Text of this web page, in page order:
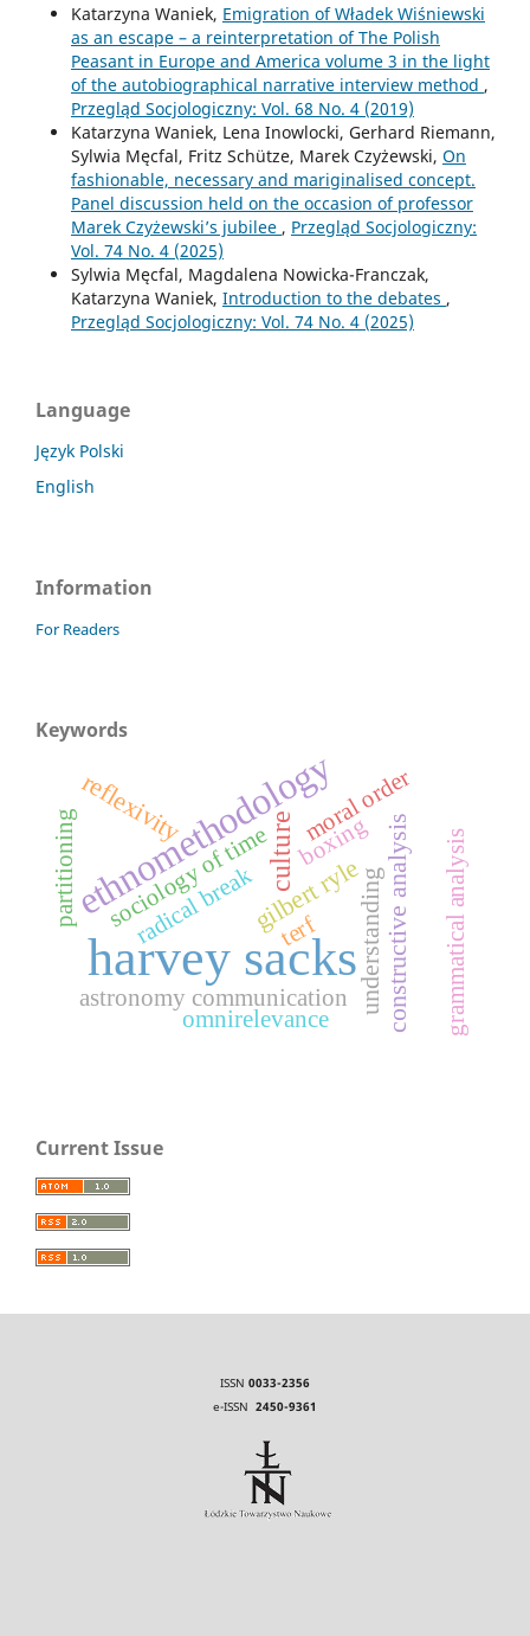
Katarzyna Waniek, Emigration of Władek Wiśniewski
as an escape – a reinterpretation of The Polish
Peasant in Europe and America volume 3 in the light
of the autobiographical narrative interview method ,
Przegląd Socjologiczny: Vol. 68 No. 4 (2019)
Katarzyna Waniek, Lena Inowlocki, Gerhard Riemann,
Sylwia Męcfal, Fritz Schütze, Marek Czyżewski, On
fashionable, necessary and mariginalised concept.
Panel discussion held on the occasion of professor
Marek Czyżewski’s jubilee , Przegląd Socjologiczny:
Vol. 74 No. 4 (2025)
Sylwia Męcfal, Magdalena Nowicka-Franczak,
Katarzyna Waniek, Introduction to the debates ,
Przegląd Socjologiczny: Vol. 74 No. 4 (2025)
Language
Język Polski
English
Information
For Readers
Keywords
harvey sacks
ethnomethodology
culture
gilbert ryleunderstanding
reflexivity
constructive analysis
radical break
sociology of time grammatical analysis
moral order
astronomy communication
omnirelevance
partitioning boxing
terf
Current Issue
ISSN 0033-2356
e-ISSN 2450-9361